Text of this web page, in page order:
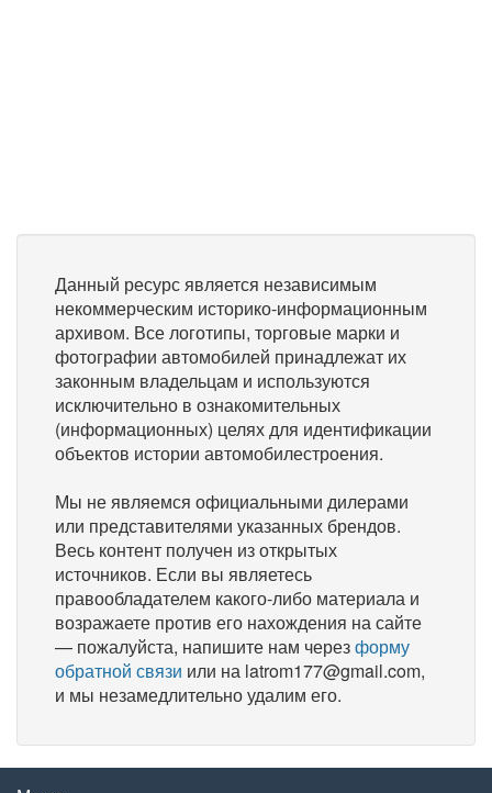
Данный ресурс является независимым
некоммерческим историко-информационным
архивом. Все логотипы, торговые марки и
фотографии автомобилей принадлежат их
законным владельцам и используются
исключительно в ознакомительных
(информационных) целях для идентификации
объектов истории автомобилестроения.
Мы не являемся официальными дилерами
или представителями указанных брендов.
Весь контент получен из открытых
источников. Если вы являетесь
правообладателем какого-либо материала и
возражаете против его нахождения на сайте
— пожалуйста, напишите нам черезформу
обратной связи или на latrom177@gmail.com,
и мы незамедлительно удалим его.